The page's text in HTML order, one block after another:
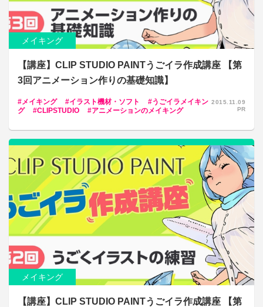
メイキング
【講座】CLIP STUDIO PAINTうごイラ作成講座 【第
3回アニメーション作りの基礎知識】
メイキング イラスト機材・ソフト
うごイラメイキン
グ
CLIPSTUDIO アニメーションのメイキング
2015.11.09
PR
メイキング
【講座】CLIP STUDIO PAINTうごイラ作成講座 【第